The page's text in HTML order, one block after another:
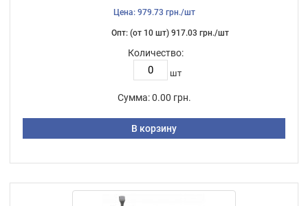
Цена: 979.73 грн./шт
Опт: (от 10 шт) 917.03 грн./шт
Количество:
шт
Сумма: 0.00 грн.
В корзину